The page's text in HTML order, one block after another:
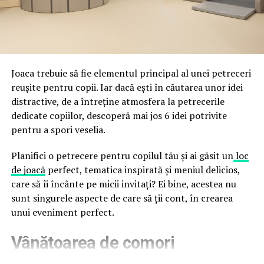
împreună, nu în tensiune una cu cealaltă, pe toată
durata de viață a amenajării, indiferent de câte sezoane
Directoratul Național de Securitate Cibernetică (DNSC)
false până la tentative de furt al datelor personale și
financiare. Instituția recomandă verificarea atentă a
sursei mesajelor și raportarea incidentelor la numărul
unic 1911.
Campaniile identificate în ultimele săptămâni folosesc
false de streaming, coduri QR malițioase și mesaje care
promit bilete, rambursări, premii sau acces gratuit la
meciuri. FBI a emis în luna mai un avertisment privind
site-urile care clonează platforma oficială prin
modificări minore ale denumirii domeniului, precum
a colecta date personale și bancare.
Joaca trebuie să fie elementul principal al unei petreceri
reușite pentru copii. Iar dacă ești în căutarea unor idei
distractive, de a întreține atmosfera la petrecerile
dedicate copiilor, descoperă mai jos 6 idei potrivite
pentru a spori veselia.
Planifici o petrecere pentru copilul tău și ai găsit unloc
de joacăperfect, tematica inspirată și meniul delicios,
care să îi încânte pe micii invitați? Ei bine, acestea nu
sunt singurele aspecte de care să ții cont, în crearea
unui eveniment perfect.
Vânătoarea de comori